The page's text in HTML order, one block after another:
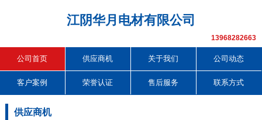
江阴华月电材有限公司
13968282663
公司首页 供应商机 关于我们 公司动态
客户案例 荣誉认证 售后服务 联系方式
供应商机